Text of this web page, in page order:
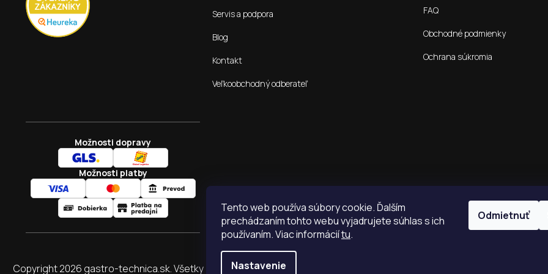
Tento web používa súbory cookie. Ďalším
prechádzaním tohto webu vyjadrujete súhlas s ich
používaním. Viac informáciítu.
Nastavenie
Odmietnuť
Servis a podpora
Blog
Kontakt
Veľkoobchodný odberateľ
FAQ
Obchodné podmienky
Ochrana súkromia
Možnosti dopravy
Možnosti platby
Copyright 2026 gastro-technica.sk. Všetky práva vyhradené.